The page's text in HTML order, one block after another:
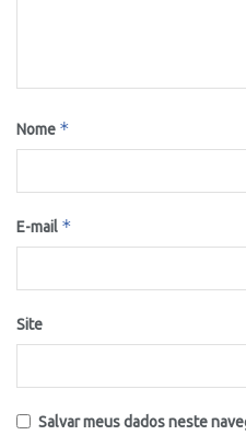
Nome *
E-mail *
Site
Salvar meus dados neste